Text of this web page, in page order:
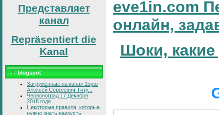
Представляет
канал
Repräsentiert die
Kanal
blogspot
Загруженные на канал 1opto
Алексей Сергеевич Титу...
Червоноград 17 Декабря
2018 года
Некоторые правила, которые
нужно знать наизусть
eve1in.com
онлайн,
Шоки, какие